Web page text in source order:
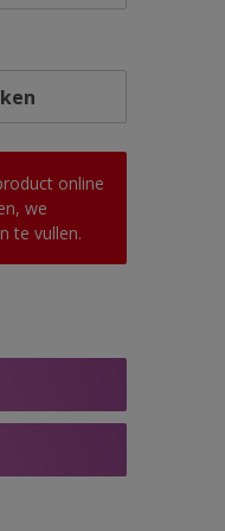
online
we
te vullen.